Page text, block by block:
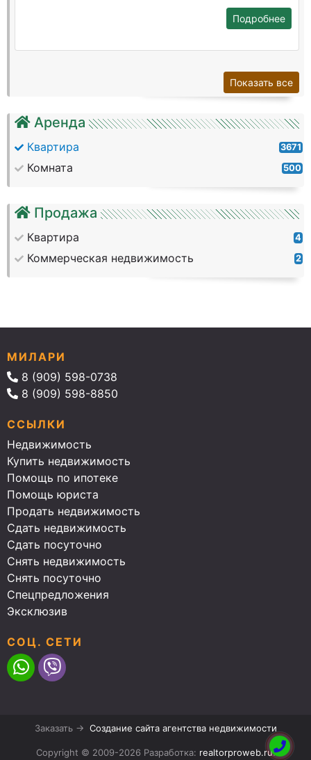
Аренда
Квартира 3671
Комната 500
Продажа
Квартира 4
Коммерческая недвижимость 2
Подробнее
Показать все
МИЛАРИ
8 (909) 598-0738
8 (909) 598-8850
ССЫЛКИ
Недвижимость
Купить недвижимость
Помощь по ипотеке
Помощь юриста
Продать недвижимость
Сдать недвижимость
Сдать посуточно
Снять недвижимость
Снять посуточно
Спецпредложения
Эксклюзив
СОЦ. СЕТИ
Заказать → Создание сайта агентства недвижимости
Copyright © 2009-2026 Разработка: realtorproweb.ru.